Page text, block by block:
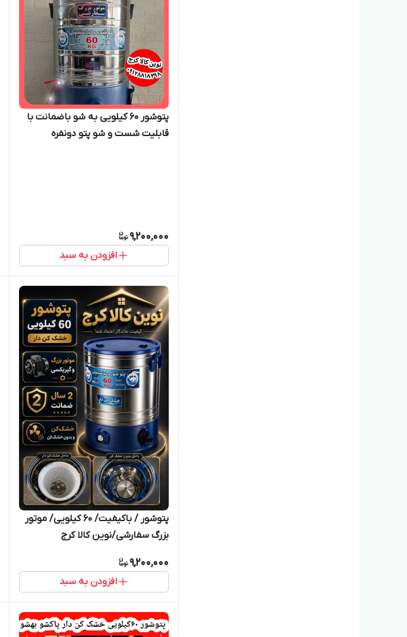
پتوشور ۶۰ کیلویی به شو باضمانت با
قابلیت شست و شو پتو دونفره
9,200,000
افزودن به سبد
پتوشور / باکیفیت/ ۶۰ کیلویی/ موتور
بزرگ سفارشی/نوین کالا کرج
9,200,000
افزودن به سبد